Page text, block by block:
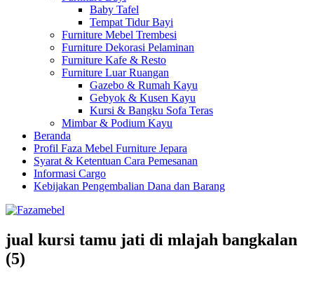
Baby Tafel
Tempat Tidur Bayi
Furniture Mebel Trembesi
Furniture Dekorasi Pelaminan
Furniture Kafe & Resto
Furniture Luar Ruangan
Gazebo & Rumah Kayu
Gebyok & Kusen Kayu
Kursi & Bangku Sofa Teras
Mimbar & Podium Kayu
Beranda
Profil Faza Mebel Furniture Jepara
Syarat & Ketentuan Cara Pemesanan
Informasi Cargo
Kebijakan Pengembalian Dana dan Barang
jual kursi tamu jati di mlajah bangkalan
(5)